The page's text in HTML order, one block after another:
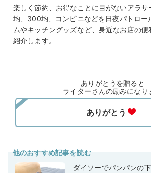
楽しく節約、お得なことに目がないアラ
均、300均、コンビニなどを日夜パトロー
ムやキッチングッズなど、身近なお店の
紹介します。
ありがとうを贈ると
ライターさんの励みになり
他のおすすめ記事を読む
ダイソーでパンパンの